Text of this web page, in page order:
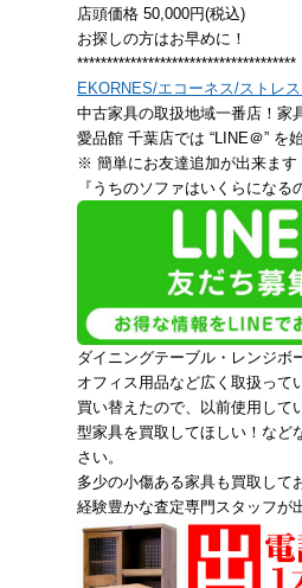
店頭価格 50,000円(税込)
お探しの方はお早めに！
*************************************
EKORNES/エコーネス/ストレ
中古家具の取扱地域一番店！家
愛品館 千葉店では “LINE＠” を
※ 簡単にお友達追加が出来ます
『うちのソファはいくらにな
ダイニングテーブル・レンジボ
オフィス用品など広く取扱って
買い替えたので、以前使用して
型家具を買取してほしい！など
さい。
多少の小傷ある家具も買取して
経験豊かな査定専門スタッフが